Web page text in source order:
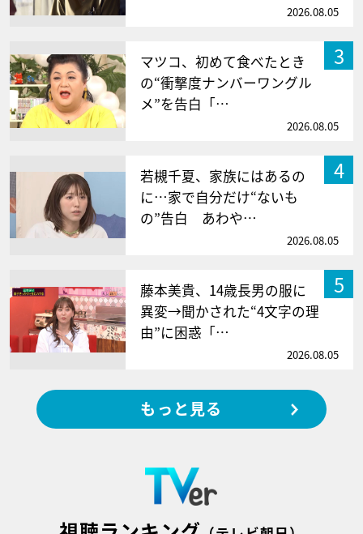
2026.08.05
3
マツコ、初めて食べたとき
の“衝撃度ナンバーワングル
メ”を告白「…
2026.08.05
4
若槻千夏、家族にはあるの
に…家で自分だけ“ないも
の”告白 あわや…
2026.08.05
5
藤本美貴、14歳長男の服に
異変→聞かされた“4文字の理
由”に困惑「…
2026.08.05
もっと見る